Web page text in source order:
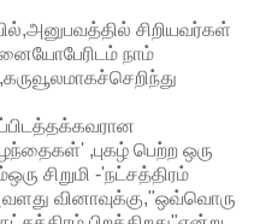
,அனுபவத்தில் சிறியவர்கள்
நாம்
,கருவூலமாகச்செறிந்து
' ,புகழ் பெற்ற ஒரு
சிறுமி -'நட்சத்திரம்
வினாவுக்கு,"ஒவ்வொரு